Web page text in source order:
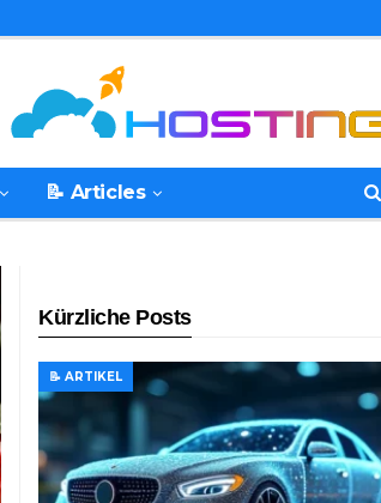
📝 Articles
Kürzliche Posts
📝 ARTIKEL